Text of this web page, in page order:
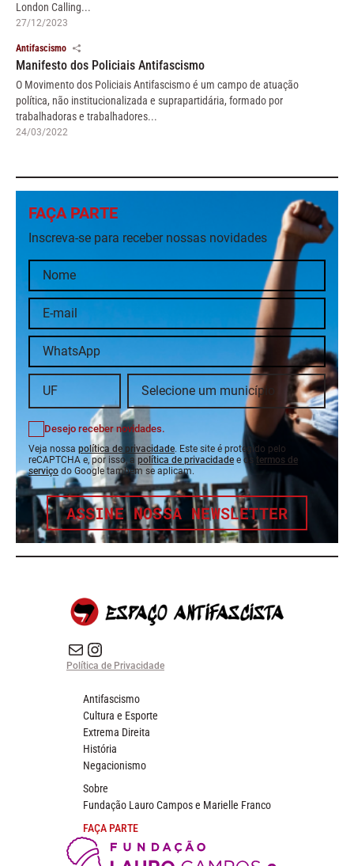
London Calling...
27/12/2023
Antifascismo
Manifesto dos Policiais Antifascismo
O Movimento dos Policiais Antifascismo é um campo de atuação
política, não institucionalizada e suprapartidária, formado por
trabalhadoras e trabalhadores...
24/03/2022
FAÇA PARTE
Inscreva-se para receber nossas novidades
Desejo receber novidades.
Veja nossa política de privacidade. Este site é protegido pelo
reCAPTCHA e, por isso, a política de privacidade e os termos de
serviço do Google também se aplicam.
ASSINE NOSSA NEWSLETTER
E-mail Instagram do Espaço Antifascista
Política de Privacidade
Antifascismo
Cultura e Esporte
Extrema Direita
História
Negacionismo
Sobre
Fundação Lauro Campos e Marielle Franco
FAÇA PARTE